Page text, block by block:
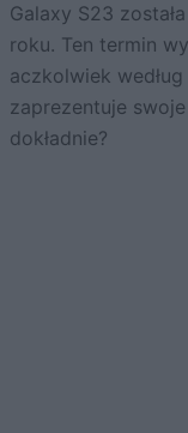
Galaxy S23
roku. Ten termin
aczkolwiek
zaprezentuje
dokładnie?